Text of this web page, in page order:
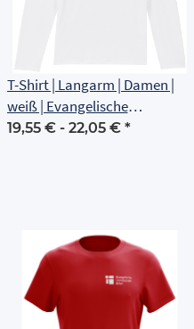
T-Shirt | Langarm | Damen |
weiß | Evangelische
Grundschule Erfurt
19,55 € - 22,05 € *